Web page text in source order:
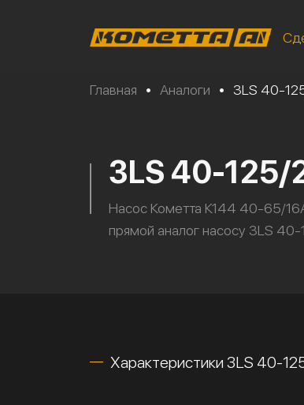
Главная • Аналоги • 3LS 40-
3LS 40-125/
Насос Кометта К144 40-65/
прямой аналог насосу 3LS
Характеристики 3LS 40-